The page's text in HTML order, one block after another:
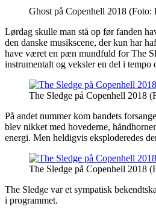
Ghost på Copenhell 2018 (Foto:
Lørdag skulle man stå op før fanden
den danske musikscene, der kun har
have været en pæn mundfuld for The
instrumentalt og veksler en del i
The Sledge på Copenhell 2018
På andet nummer kom bandets
blev nikket med hovederne,
energi. Men heldigvis eksploderedes
The Sledge på Copenhell 2018
The Sledge var et sympatisk
i programmet.